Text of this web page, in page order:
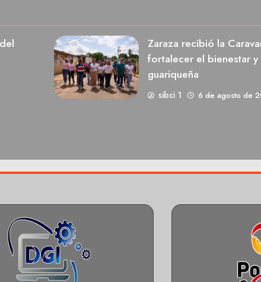
Zaraza recibió la
fortalecer el bienestar
guariqueña
sibci 1 6 de agosto de